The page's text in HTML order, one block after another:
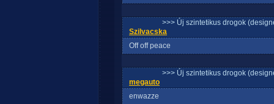
>>> Új szintetikus drogok
Szilvacska
Off off peace
>>> Új szintetikus drogok
megauto
enwazze